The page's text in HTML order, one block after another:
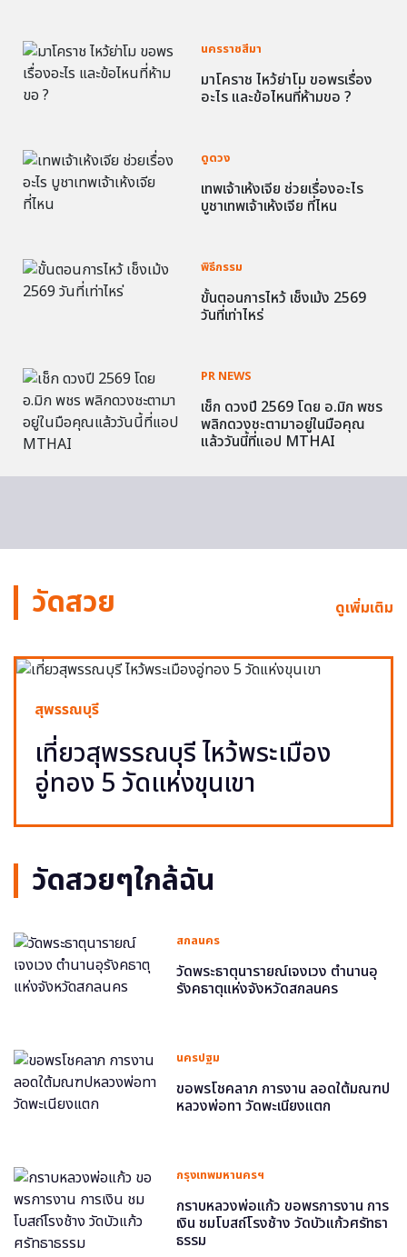
นครราชสีมา
มาโคราช ไหว้ย่าโม ขอพรเรื่อง
อะไร และข้อไหนที่ห้ามขอ ?
ดูดวง
เทพเจ้าเห้งเจีย ช่วยเรื่องอะไร
บูชาเทพเจ้าเห้งเจีย ที่ไหน
พิธีกรรม
ขั้นตอนการไหว้ เช็งเม้ง 2569
วันที่เท่าไหร่
PR NEWS
เช็ก ดวงปี 2569 โดย อ.มิก พชร
พลิกดวงชะตามาอยู่ในมือคุณ
แล้ววันนี้ที่แอป MTHAI
วัดสวย ดูเพิ่มเติม
สุพรรณบุรี
เที่ยวสุพรรณบุรี ไหว้พระเมือง
อู่ทอง 5 วัดแห่งขุนเขา
วัดสวยๆใกล้ฉัน
สกลนคร
วัดพระธาตุนารายณ์เจงเวง ตำนานอุ
รังคธาตุแห่งจังหวัดสกลนคร
นครปฐม
ขอพรโชคลาภ การงาน ลอดใต้มณฑป
หลวงพ่อทา วัดพะเนียงแตก
กรุงเทพมหานครฯ
กราบหลวงพ่อแก้ว ขอพรการงาน การ
เงิน ชมโบสถ์โรงช้าง วัดบัวแก้วศรัทธา
ธรรม